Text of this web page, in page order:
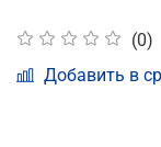
(0)
Добавить в